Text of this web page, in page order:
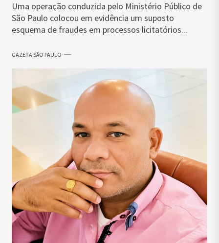
Uma operação conduzida pelo Ministério Público de
São Paulo colocou em evidência um suposto
esquema de fraudes em processos licitatórios...
GAZETA SÃO PAULO